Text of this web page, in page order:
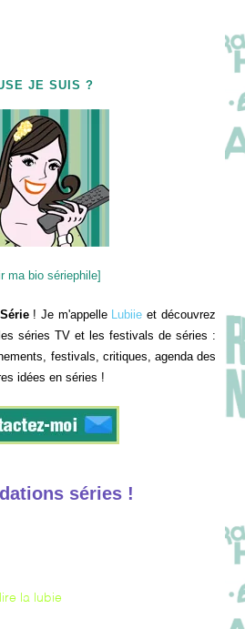
JE SUIS ?
ma bio sériephile]
! Je m'appelle Lubiie et découvrez
séries TV et les festivals de séries :
festivals, critiques, agenda des
idées en séries !
séries !
lire la lubie